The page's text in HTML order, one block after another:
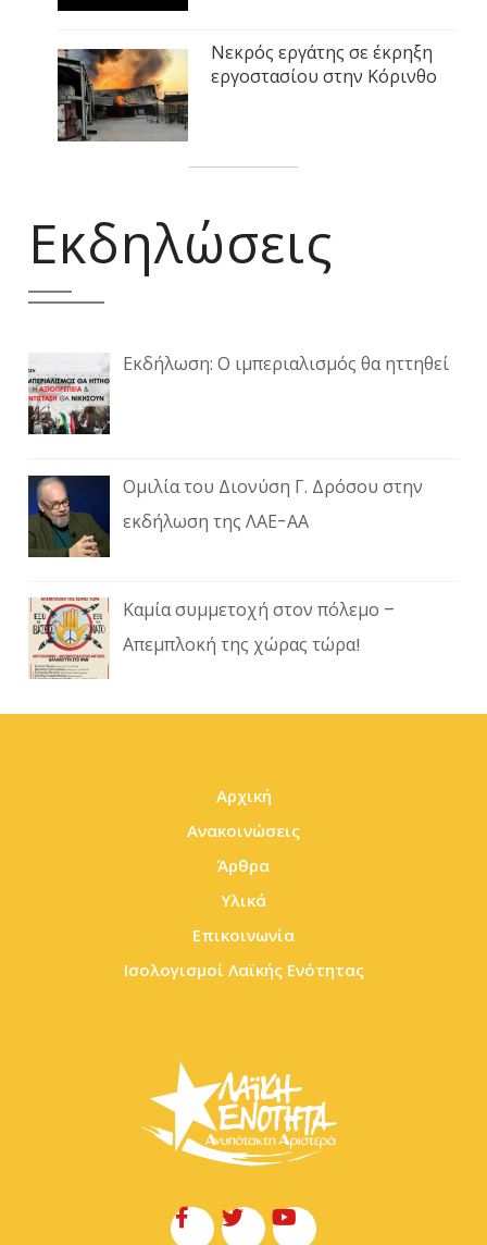
Νεκρός εργάτης σε έκρηξη
εργοστασίου στην Κόρινθο
Εκδηλώσεις
Εκδήλωση: Ο ιμπεριαλισμός θα ηττηθεί
Ομιλία του Διονύση Γ. Δρόσου στην
εκδήλωση της ΛΑΕ-ΑΑ
Καμία συμμετοχή στον πόλεμο –
Απεμπλοκή της χώρας τώρα!
Αρχική
Ανακοινώσεις
Άρθρα
Υλικά
Επικοινωνία
Ισολογισμοί Λαϊκής Ενότητας